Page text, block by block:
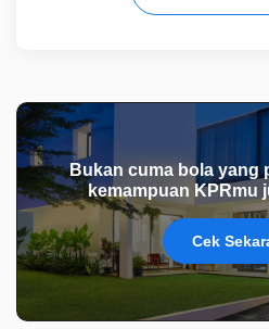
Bukan cuma bola yang
kemampuan KPRmu
Cek